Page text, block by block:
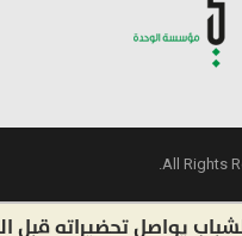
تحضيراته قبل